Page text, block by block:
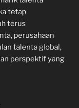
tetap
terus
perusahaan
talenta global,
perspektif yang